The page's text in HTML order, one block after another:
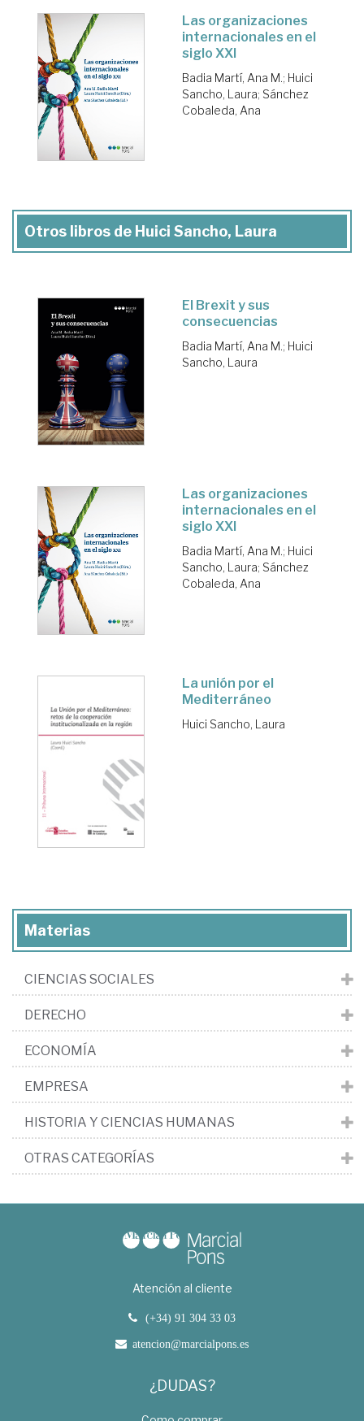
Las organizaciones
internacionales en el
siglo XXI
Badia Martí, Ana M.; Huici
Sancho, Laura; Sánchez
Cobaleda, Ana
Otros libros de Huici Sancho, Laura
El Brexit y sus
consecuencias
Badia Martí, Ana M.; Huici
Sancho, Laura
Las organizaciones
internacionales en el
siglo XXI
Badia Martí, Ana M.; Huici
Sancho, Laura; Sánchez
Cobaleda, Ana
La unión por el
Mediterráneo
Huici Sancho, Laura
Materias
CIENCIAS SOCIALES
DERECHO
ECONOMÍA
EMPRESA
HISTORIA Y CIENCIAS HUMANAS
OTRAS CATEGORÍAS
Atención al cliente
(+34) 91 304 33 03
atencion@marcialpons.es
¿DUDAS?